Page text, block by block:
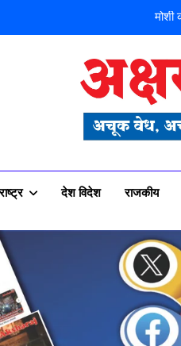
मोशी
न्यूज पोर्टल
देश विदेश राजकीय